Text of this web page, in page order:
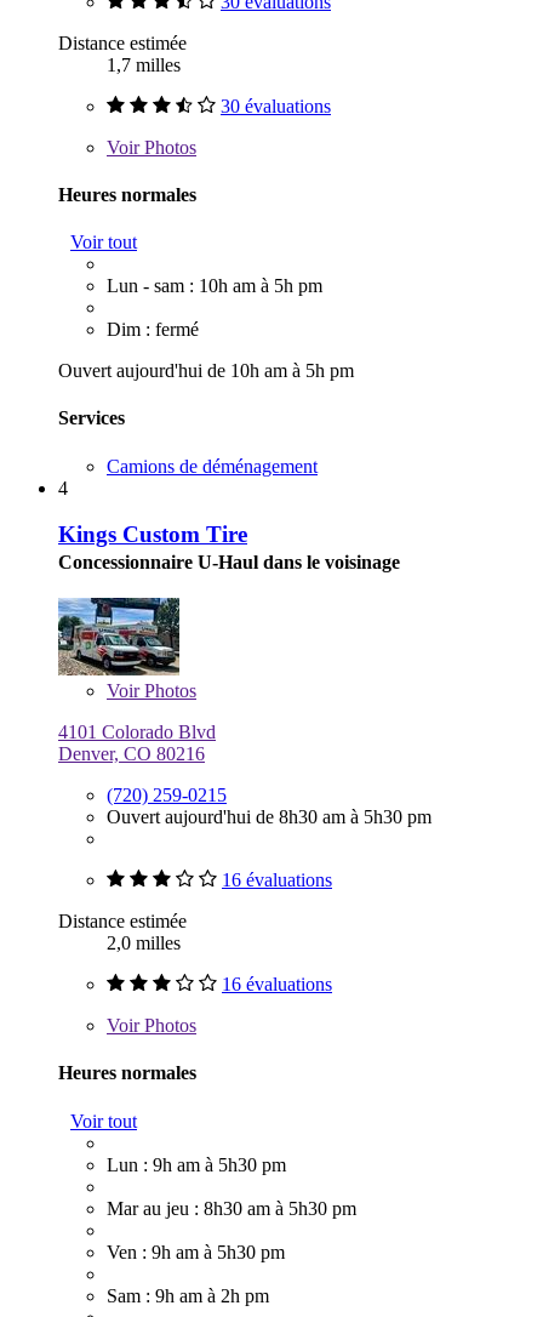
Distance estimée
1,7 milles
30 évaluations
VoirPhotos
Heures normales
Voir tout
Lun - sam : 10h am à 5h pm
Dim : fermé
Ouvert aujourd'hui de 10h am à 5h pm
Services
Camions de déménagement
4
Kings Custom Tire
Concessionnaire U-Haul dans le voisinage
VoirPhotos
4101 Colorado Blvd
Denver, CO 80216
(720) 259-0215
Ouvert aujourd'hui de 8h30 am à 5h30 pm
16 évaluations
Distance estimée
2,0 milles
16 évaluations
VoirPhotos
Heures normales
Voir tout
Lun : 9h am à 5h30 pm
Mar au jeu : 8h30 am à 5h30 pm
Ven : 9h am à 5h30 pm
Sam : 9h am à 2h pm